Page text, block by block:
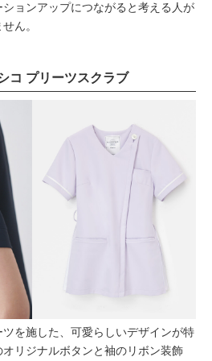
ョンアップにつながると考える人が
ん。
コ プリーツスクラブ
を施した、可愛らしいデザインが特
リジナルボタンと袖のリボン装飾